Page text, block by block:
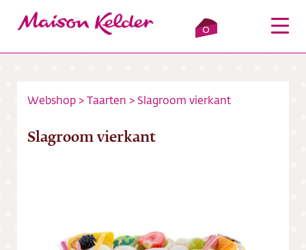
0
Inloggen
Webshop >Taarten > Slagroom vierkant
Slagroom vierkant